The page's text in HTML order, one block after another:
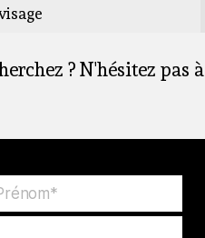
? N'hésitez pas à